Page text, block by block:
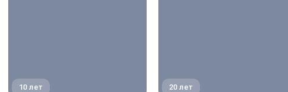
10 лет 20 лет